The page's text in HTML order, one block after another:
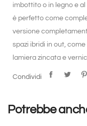
imbottito o in legno e
è perfetto come
versione
spazi ibridi in out,
lamiera zincata e
tubolare ø 20mm,
Condividi
Potrebbe